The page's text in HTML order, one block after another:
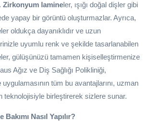
Zirkonyum lamineler, ışığı doğal dişler gibi
yapay bir görüntü oluşturmazlar. Ayrıca,
ler oldukça dayanıklıdır ve uzun
uyumlu renk ve şekilde tasarlanabilen
ler, gülüşünüzü tamamen kişiselleştirmenize
Ağız ve Diş Sağlığı Polikliniği,
uygulamasının tüm bu avantajlarını, uzman
teknolojisiyle birleştirerek sizlere sunar.
Nasıl Yapılır?